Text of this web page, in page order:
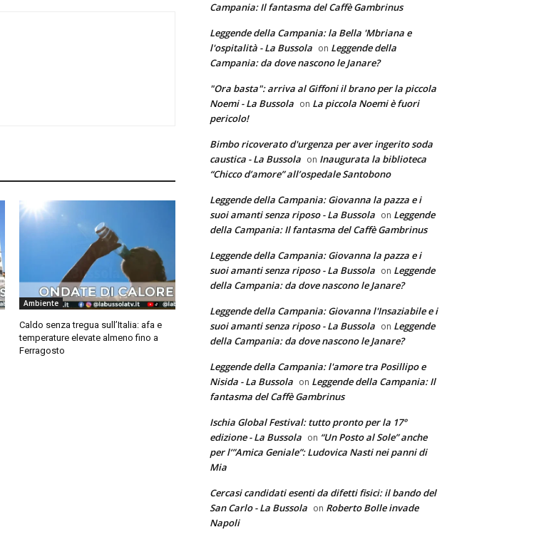
Ambiente
Caldo senza tregua sull’Italia: afa e
temperature elevate almeno fino a
Ferragosto
Campania: Il fantasma del Caffè Gambrinus
Leggende della Campania: la Bella 'Mbriana e
l'ospitalità - La Bussola on Leggende della
Campania: da dove nascono le Janare?
"Ora basta": arriva al Giffoni il brano per la piccola
Noemi - La Bussola on La piccola Noemi è fuori
pericolo!
Bimbo ricoverato d'urgenza per aver ingerito soda
caustica - La Bussola on Inaugurata la biblioteca
“Chicco d’amore” all’ospedale Santobono
Leggende della Campania: Giovanna la pazza e i
suoi amanti senza riposo - La Bussola on Leggende
della Campania: Il fantasma del Caffè Gambrinus
Leggende della Campania: Giovanna la pazza e i
suoi amanti senza riposo - La Bussola on Leggende
della Campania: da dove nascono le Janare?
Leggende della Campania: Giovanna l'Insaziabile e i
suoi amanti senza riposo - La Bussola on Leggende
della Campania: da dove nascono le Janare?
Leggende della Campania: l'amore tra Posillipo e
Nisida - La Bussola on Leggende della Campania: Il
fantasma del Caffè Gambrinus
Ischia Global Festival: tutto pronto per la 17°
edizione - La Bussola on “Un Posto al Sole” anche
per l’”Amica Geniale”: Ludovica Nasti nei panni di
Mia
Cercasi candidati esenti da difetti fisici: il bando del
San Carlo - La Bussola on Roberto Bolle invade
Napoli